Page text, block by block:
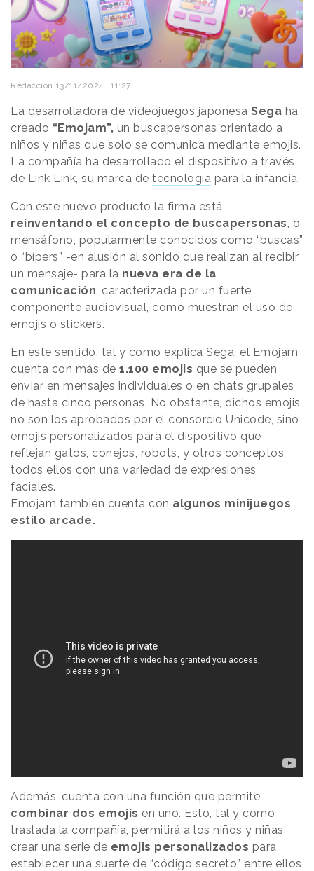
Redacción 13/11/2024 · 11:27
La desarrolladora de videojuegos japonesa Sega ha
creado “Emojam”, un buscapersonas orientado a
niños y niñas que solo se comunica mediante emojis.
La compañía ha desarrollado el dispositivo a través
de Link Link, su marca de tecnología para la infancia.
Con este nuevo producto la firma está
reinventando el concepto de buscapersonas , o
mensáfono, popularmente conocidos como “buscas”
o “bípers” -en alusión al sonido que realizan al recibir
un mensaje- para la nueva era de la
comunicación , caracterizada por un fuerte
componente audiovisual, como muestran el uso de
emojis o stickers.
En este sentido, tal y como explica Sega, el Emojam
cuenta con más de 1.100 emojis que se pueden
enviar en mensajes individuales o en chats grupales
de hasta cinco personas. No obstante, dichos emojis
no son los aprobados por el consorcio Unicode, sino
emojis personalizados para el dispositivo que
reflejan gatos, conejos, robots, y otros conceptos,
todos ellos con una variedad de expresiones
faciales.
Emojam también cuenta con algunos minijuegos
estilo arcade.
Además, cuenta con una función que permite
combinar dos emojis en uno. Esto, tal y como
traslada la compañía, permitirá a los niños y niñas
crear una serie de emojis personalizados para
establecer una suerte de “código secreto” entre ellos